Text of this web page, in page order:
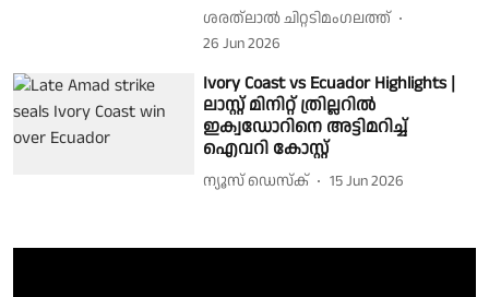
ശരത്‌ലാൽ ചിറ്റടിമംഗലത്ത്
26 Jun 2026
Ivory Coast vs Ecuador Highlights |
ലാസ്റ്റ് മിനിറ്റ് ത്രില്ലറിൽ
ഇക്വഡോറിനെ അട്ടിമറിച്ച്
ഐവറി കോസ്റ്റ്
ന്യൂസ് ഡെസ്ക് 15 Jun 2026